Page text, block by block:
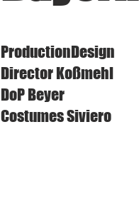
ProductionDesign
Director Koßmehl
DoP Beyer
Costumes Siviero